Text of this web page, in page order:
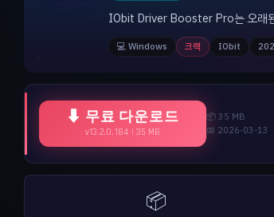
IObit Driver Booster Pro는 오래된
💻 Windows 크랙 IObit
⬇ 무료 다운로드
v13.2.0.184 | 35 MB
📦 35 MB
📅 2026-03-13
📦